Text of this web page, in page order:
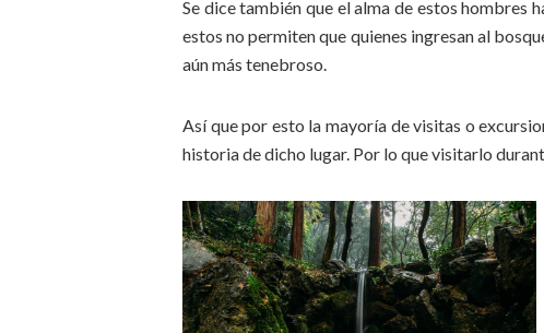
Se dice también que el alma de estos hombres
estos no permiten que quienes ingresan al
aún más tenebroso.
Así que por esto la mayoría de visitas o
historia de dicho lugar. Por lo que visitarlo